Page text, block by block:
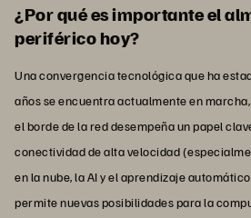
¿Por qué es importante el
periférico hoy?
Una convergencia tecnológica que ha
años se encuentra actualmente en
el borde de la red desempeña un papel
conectividad de alta velocidad
en la nube, la AI y el aprendizaje
permite nuevas posibilidades para la